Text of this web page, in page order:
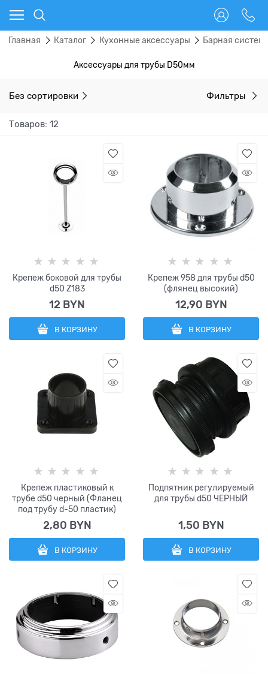
Главная Каталог Кухонные аксессуары Барная
Аксессуары для трубы D50мм
Без сортировки Фильтры
Товаров: 12
Крепеж боковой для трубы
d50 Z183
12 BYN
В КОРЗИНУ
Крепеж 958 для трубы d50
(флянец высокий)
12,90 BYN
В КОРЗИНУ
Крепеж пластиковый к
трубе d50 черный (Фланец
под трубу d-50 пластик)
2,80 BYN
В КОРЗИНУ
Подпятник регулируемый
для трубы d50 ЧЕРНЫЙ
1,50 BYN
В КОРЗИНУ